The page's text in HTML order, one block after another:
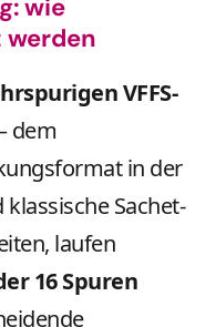
wie
VFFS-
dem
in der
Sachet-
laufen
16 Spuren